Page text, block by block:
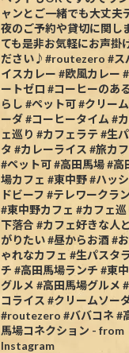
ャンとご一緒でも大丈夫
夜のご予約や貸切に関し
ても是非お気軽にお声掛
ださい♪#routezero #ス
イスカレー #欧風カレー
ートゼロ #コーヒーのあ
らし #ペット可 #クリー
ーダ #コーヒータイム #
ェ巡り #カフェラテ #生
タ #カレーライス #旅カ
#ペット可 #高田馬場 #高
場カフェ #東中野 #ハッ
ドビーフ #テレワークラ
#東中野カフェ #カフェ巡
下落合 #カフェ好きな人
がりたい #昼からお酒 #
ゃれなカフェ #生パスタ
チ #高田馬場ランチ #東
グルメ #高田馬場グルメ
コライス #クリームソー
#routezero #ババコネ #
馬場コネクション - from
Instagram